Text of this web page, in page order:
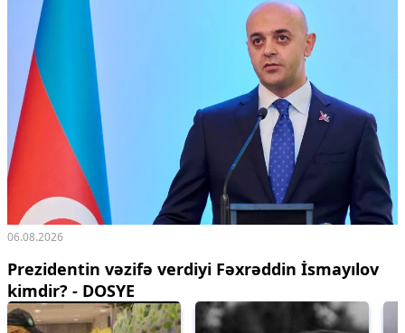
06.08.2026
Prezidentin vəzifə verdiyi Fəxrəddin İsmayılov
kimdir? - DOSYE